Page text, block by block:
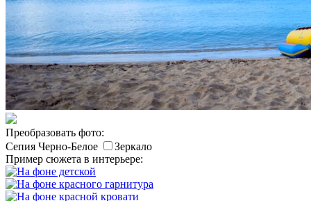
Преобразовать фото:
Сепия Черно-Белое
Зеркало
Пример сюжета в интерьере: